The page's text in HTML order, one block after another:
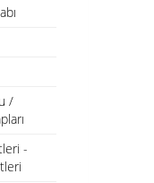
/
-